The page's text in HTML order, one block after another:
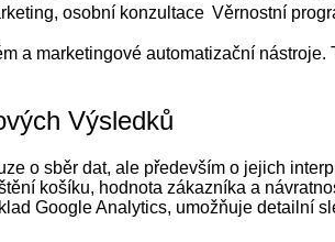
osobní konzultace Věrnostní
a marketingové automatizační
Výsledků
o sběr dat, ale především o jejich
košíku, hodnota zákazníka a
Google Analytics, umožňuje detailní